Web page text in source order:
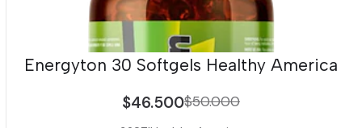
Energyton 30 Softgels Healthy America
$46.500$50.000